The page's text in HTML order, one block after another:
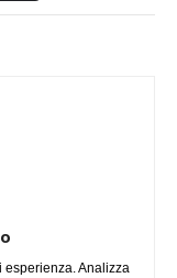
Analizza